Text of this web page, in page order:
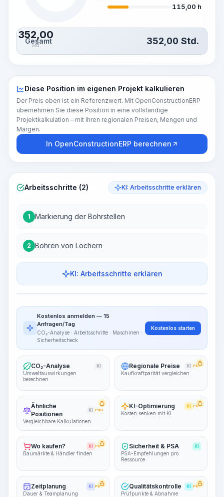
352,00
Std.
115,00 h
Gesamt 352,00 Std.
Diese Position im eigenen Projekt kalkulieren
Der Preis oben ist ein Referenzwert. Mit OpenConstructionERP
übernehmen Sie diese Position in eine vollständige
Projektkalkulation – mit Ihren regionalen Preisen, Mengen und
Margen.
In OpenConstructionERP berechnen
Arbeitsschritte (2) KI: Arbeitsschritte erklären
1 Markierung der Bohrstellen
2 Bohren von Löchern
KI: Arbeitsschritte erklären
Arbeitsschritte
~15-30 Sek.
Kostenlos anmelden — 15
Anfragen/Tag
CO₂-Analyse · Arbeitsschritte · Maschinen ·
Sicherheitscheck
Kostenlos starten
CO₂-Analyse KI
Umweltauswirkungen
berechnen
Regionale Preise KI PRO
Kaufkraftparität vergleichen
Ähnliche
Positionen
KI PRO
Vergleichbare Kalkulationen
KI-Optimierung KI PRO
Kosten senken mit KI
Wo kaufen? KI PRO
Baumärkte & Händler finden
Sicherheit & PSA KI
PSA-Empfehlungen pro
Ressource
Zeitplanung KI PRO
Dauer & Teamplanung
Qualitätskontrolle KI PRO
Prüfpunkte & Abnahme